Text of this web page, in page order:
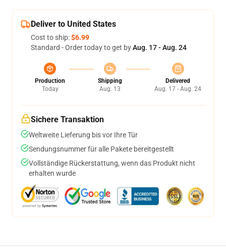
Deliver to United States
Cost to ship:$6.99
Standard - Order today to get byAug. 17 - Aug. 24
Production
Today
Shipping
Aug. 13
Delivered
Aug. 17 - Aug. 24
Sichere Transaktion
Weltweite Lieferung bis vor Ihre Tür
Sendungsnummer für alle Pakete bereitgestellt
Vollständige Rückerstattung, wenn das Produkt nicht
erhalten wurde